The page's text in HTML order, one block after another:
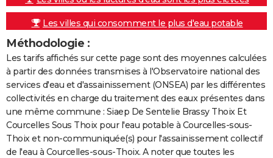
Les villes qui consomment le plus d'eau potable
Méthodologie :
Les tarifs affichés sur cette page sont des moyennes calculées
à partir des données transmises à l'Observatoire national des
services d'eau et d'assainissement (ONSEA) par les différentes
collectivités en charge du traitement des eaux présentes dans
une même commune : Siaep De Sentelie Brassy Thoix Et
Courcelles Sous Thoix pour l'eau potable à Courcelles-sous-
Thoix et non-communiquée(s) pour l'assainissement collectif
de l'eau à Courcelles-sous-Thoix. A noter que toutes les